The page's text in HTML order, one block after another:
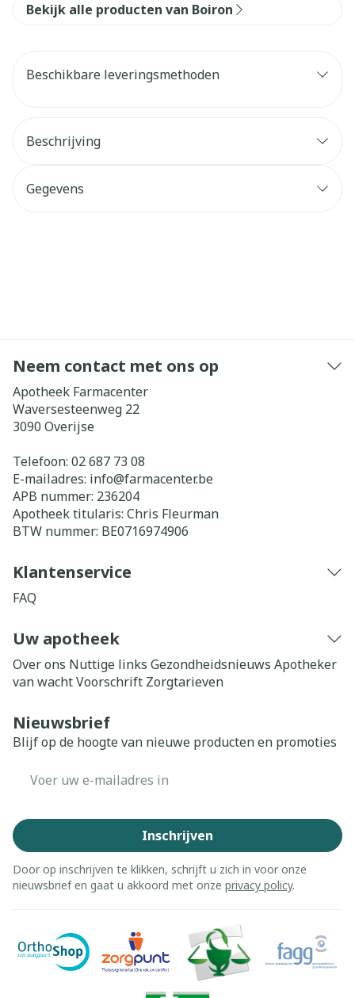
Bekijk alle producten van Boiron
Beschikbare leveringsmethoden
Beschrijving
Gegevens
Neem contact met ons op
Apotheek Farmacenter
Waversesteenweg 22
3090 Overijse
Telefoon: 02 687 73 08
E-mailadres: info@farmacenter.be
APB nummer: 236204
Apotheek titularis: Chris Fleurman
BTW nummer: BE0716974906
Klantenservice
FAQ
Uw apotheek
Over ons Nuttige links Gezondheidsnieuws Apotheker
van wachtVoorschrift Zorgtarieven
Nieuwsbrief
Blijf op de hoogte van nieuwe producten en promoties
Inschrijven
Door op inschrijven te klikken, schrijft u zich in voor onze
nieuwsbrief en gaat u akkoord met onze privacy policy.